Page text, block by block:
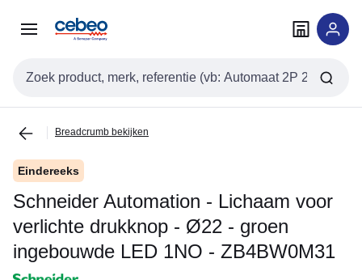
naar
naar
Zoekveld invoer
Breadcrumb bekijken
Eindereeks
Schneider Automation - Lichaam voor
verlichte drukknop - Ø22 - groen
ingebouwde LED 1NO - ZB4BW0M31